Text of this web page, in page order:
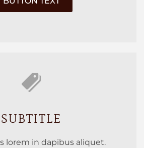
SUBTITLE
lorem in dapibus aliquet.